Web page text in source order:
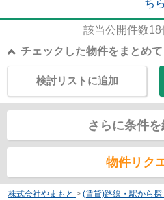
ちら
該当公開件数18
チェックした物件をまとめて
検討リストに追加
さらに条件
物件リク
株式会社やまもと > (賃貸)路線・駅から探